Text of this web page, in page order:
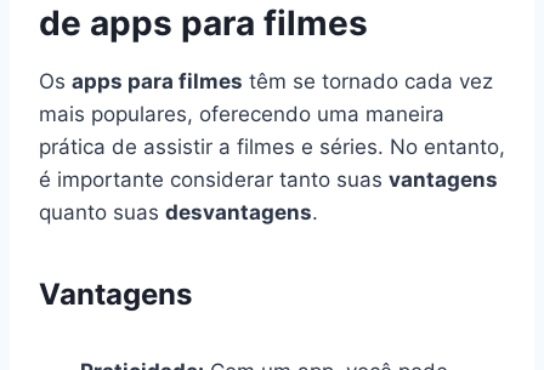
de apps para filmes
Os apps para filmes têm se tornado cada vez
mais populares, oferecendo uma maneira
prática de assistir a filmes e séries. No entanto,
é importante considerar tanto suas vantagens
quanto suas desvantagens.
Vantagens